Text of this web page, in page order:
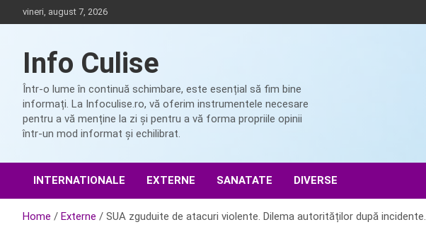
to
vineri, august 7, 2026
Info Culise
Într-o lume în continuă schimbare, este esențial să fim bine
informați. La Infoculise.ro, vă oferim instrumentele necesare
pentru a vă menține la zi și pentru a vă forma propriile opinii
într-un mod informat și echilibrat.
INTERNATIONALE EXTERNE SANATATE DIVERSE
Home Externe SUA zguduite de atacuri violente. Dilema autorităților după incidente.